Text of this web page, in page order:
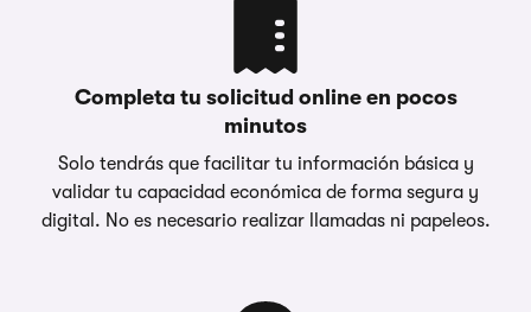
Completa tu solicitud online en pocos
minutos
Solo tendrás que facilitar tu información básica y
validar tu capacidad económica de forma segura y
digital. No es necesario realizar llamadas ni papeleos.